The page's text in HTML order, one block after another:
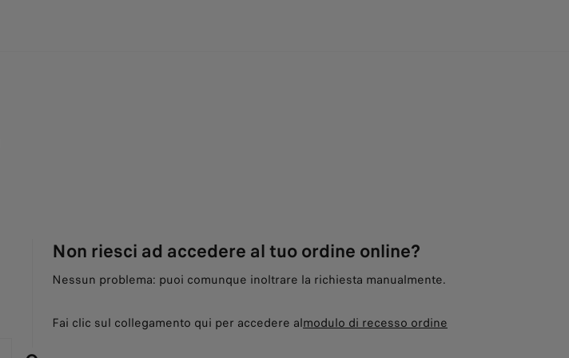
Non riesci ad accedere al tuo ordine online?
Nessun problema: puoi comunque inoltrare la richiesta manualmente.
Fai clic sul collegamento qui per accedere almodulo di recesso ordine